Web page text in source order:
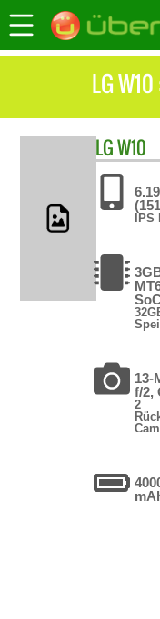
LG
LGW10
IPS
SoC
13-
f/2,
2